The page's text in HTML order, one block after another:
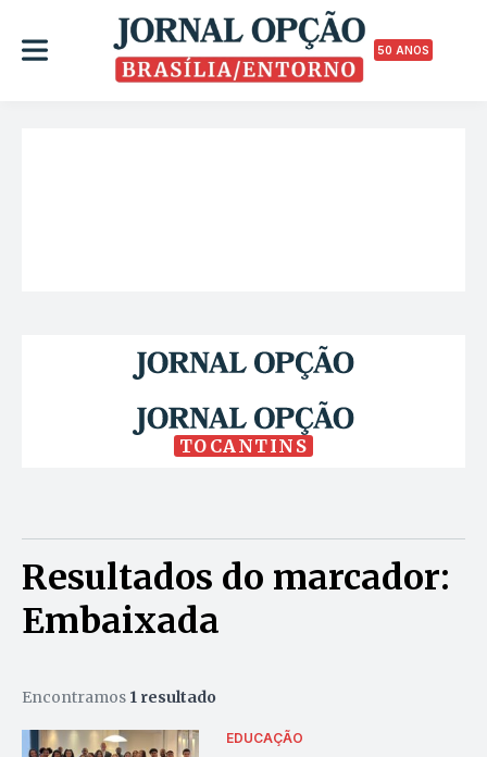
50 ANOS
TOCANTINS
Resultados do marcador:
Embaixada
Encontramos 1 resultado
EDUCAÇÃO